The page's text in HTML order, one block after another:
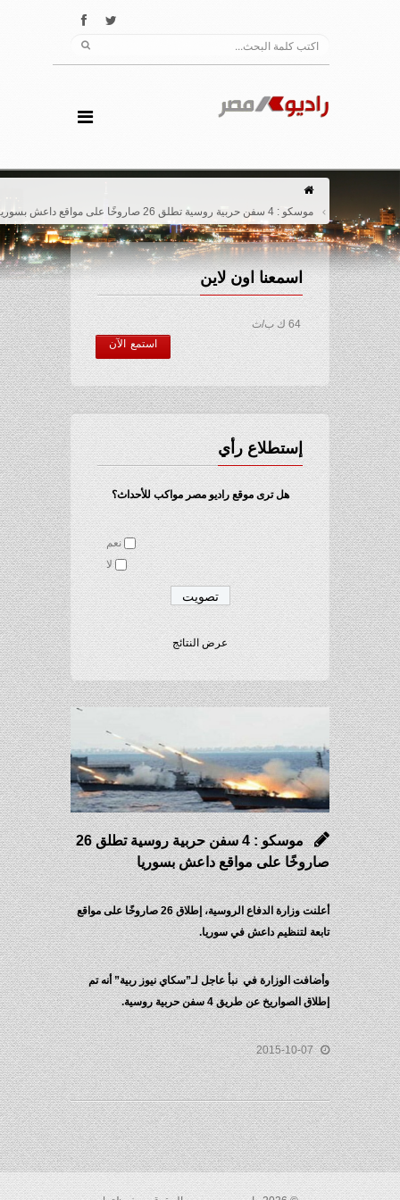
موسكو : 4 سفن حربية روسية تطلق 26 صاروخًا على مواقع داعش بسوريا
اسمعنا اون لاين
64 ك ب/ث
استمع الآن
إستطلاع رأي
هل ترى موقع راديو مصر مواكب للأحداث؟
نعم
لا
عرض النتائج
موسكو : 4 سفن حربية روسية تطلق 26
صاروخًا على مواقع داعش بسوريا
أعلنت وزارة الدفاع الروسية، إطلاق 26 صاروخًا على مواقع
تابعة لتنظيم داعش في سوريا.
وأضافت الوزارة في نبأ عاجل لـ”سكاي نيوز ربية” أنه تم
إطلاق الصواريخ عن طريق 4 سفن حربية روسية.
2015-10-07